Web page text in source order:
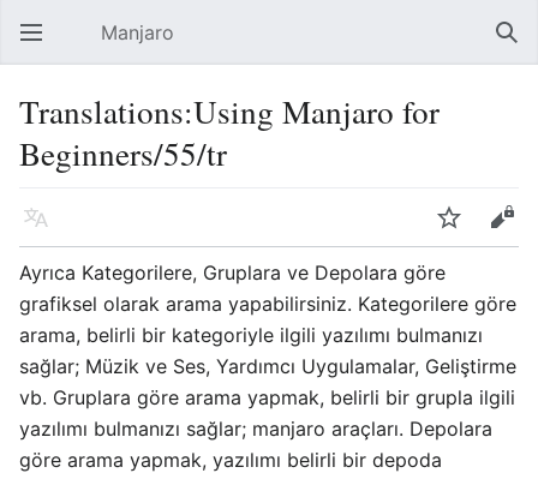
Open main menu Manjaro
Translations:Using Manjaro for
Beginners/55/tr
Language Watch
Edit
Ayrıca Kategorilere, Gruplara ve Depolara göre
grafiksel olarak arama yapabilirsiniz. Kategorilere göre
arama, belirli bir kategoriyle ilgili yazılımı bulmanızı
sağlar; Müzik ve Ses, Yardımcı Uygulamalar, Geliştirme
vb. Gruplara göre arama yapmak, belirli bir grupla ilgili
yazılımı bulmanızı sağlar; manjaro araçları. Depolara
göre arama yapmak, yazılımı belirli bir depoda